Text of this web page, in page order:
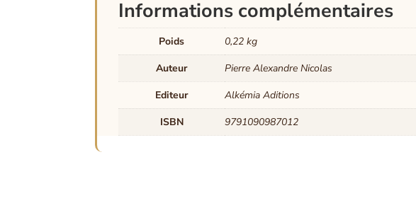
Informations complémentaires
Poids
0,22 kg
Auteur
Pierre Alexandre Nicolas
Editeur
Alkémia Aditions
ISBN
9791090987012